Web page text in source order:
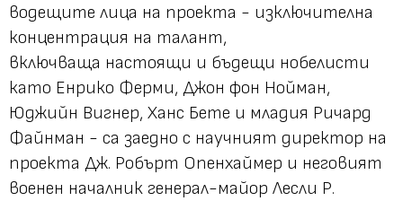
водещите лица на проекта - изключителна
концентрация на талант,
включваща настоящи и бъдещи нобелисти
като Енрико Ферми, Джон фон Нойман,
Юджийн Вигнер, Ханс Бете и младия Ричард
Файнман - са заедно с научният директор на
проекта Дж. Робърт Опенхаймер и неговият
военен началник генерал-майор Лесли Р.